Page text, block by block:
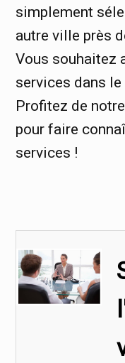
simplement
autre ville près
Vous souhaitez
services dans
Profitez de
pour faire
services !